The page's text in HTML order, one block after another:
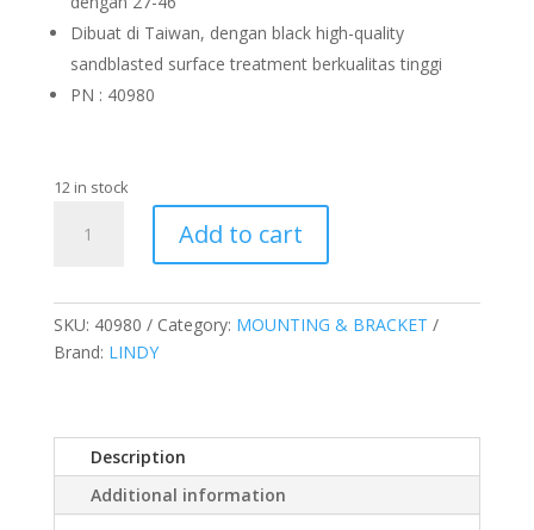
Dibuat di Taiwan, dengan black high-quality
sandblasted surface treatment berkualitas tinggi
PN : 40980
12 in stock
Duty
quantity
Add to cart
SKU: 40980 Category: MOUNTING & BRACKET
Brand: LINDY
Description
Additional information